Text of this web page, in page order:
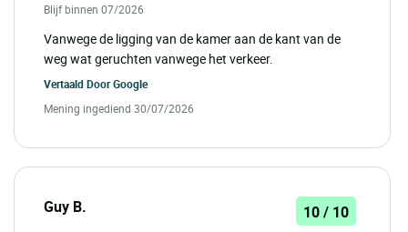
Blijf binnen 07/2026
Vanwege de ligging van de kamer aan de kant van de
weg wat geruchten vanwege het verkeer.
Vertaald DoorGoogle
Mening ingediend 30/07/2026
Guy B. 10 / 10